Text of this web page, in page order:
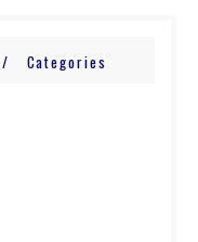
Categories